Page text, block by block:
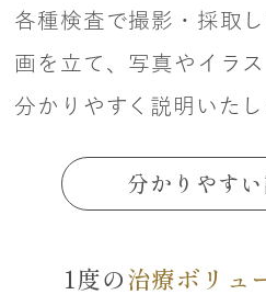
各種検査で撮影・採取
画を立て、写真やイラ
分かりやすく説明いたし
分かりやす
1度の 治療ボリュ